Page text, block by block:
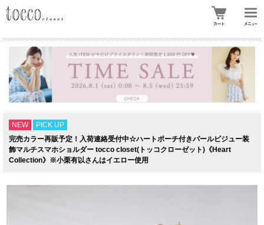
NEW
PICK UP
完売カラー再販予定！入荷連絡受付中☆ハートポーチ付きパールビジュー装
飾マルチスマホショルダー tocco closet(トッコクローゼット)《Heart
Collection》※小栗有以さんはイエロー使用